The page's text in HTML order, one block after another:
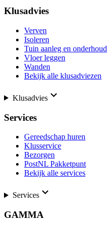
Klusadvies
Verven
Isoleren
Tuin aanleg en onderhoud
Vloer leggen
Wanden
Bekijk alle klusadviezen
Klusadvies
Services
Gereedschap huren
Klusservice
Bezorgen
PostNL Pakketpunt
Bekijk alle services
Services
GAMMA